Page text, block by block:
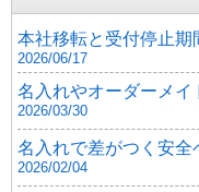
本社移転と受付停止期
2026/06/17
名入れやオーダーメイ
2026/03/30
名入れで差がつく安全
2026/02/04